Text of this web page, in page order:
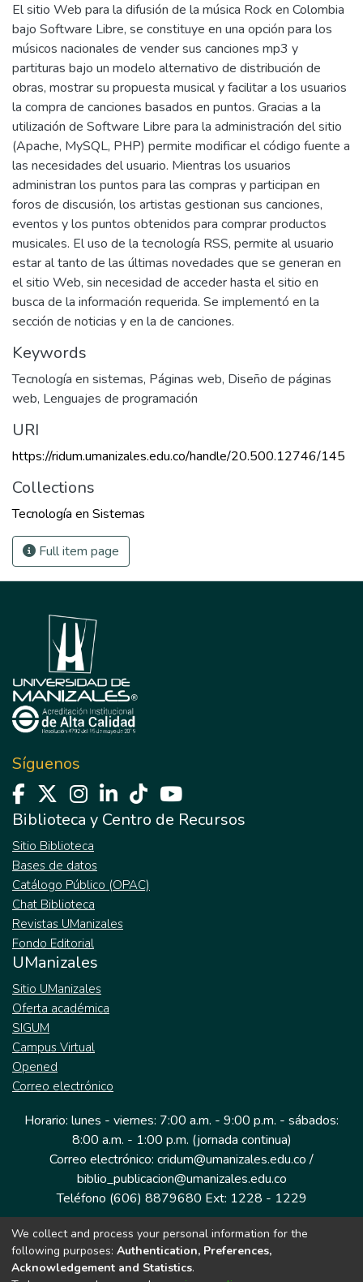
El sitio Web para la difusión de la música Rock en Colombia
bajo Software Libre, se constituye en una opción para los
músicos nacionales de vender sus canciones mp3 y
partituras bajo un modelo alternativo de distribución de
obras, mostrar su propuesta musical y facilitar a los usuarios
la compra de canciones basados en puntos. Gracias a la
utilización de Software Libre para la administración del sitio
(Apache, MySQL, PHP) permite modificar el código fuente a
las necesidades del usuario. Mientras los usuarios
administran los puntos para las compras y participan en
foros de discusión, los artistas gestionan sus canciones,
eventos y los puntos obtenidos para comprar productos
musicales. El uso de la tecnología RSS, permite al usuario
estar al tanto de las últimas novedades que se generan en
el sitio Web, sin necesidad de acceder hasta el sitio en
busca de la información requerida. Se implementó en la
sección de noticias y en la de canciones.
Keywords
Tecnología en sistemas, Páginas web, Diseño de páginas
web, Lenguajes de programación
URI
https://ridum.umanizales.edu.co/handle/20.500.12746/145
Collections
Tecnología en Sistemas
Full item page
Síguenos
Biblioteca y Centro de Recursos
Sitio Biblioteca
Bases de datos
Catálogo Público (OPAC)
Chat Biblioteca
Revistas UManizales
Fondo Editorial
UManizales
Sitio UManizales
Oferta académica
SIGUM
Campus Virtual
Opened
Correo electrónico
Horario: lunes - viernes: 7:00 a.m. - 9:00 p.m. - sábados:
8:00 a.m. - 1:00 p.m. (jornada continua)
Correo electrónico: cridum@umanizales.edu.co /
biblio_publicacion@umanizales.edu.co
Teléfono (606) 8879680 Ext: 1228 - 1229
Dirección: Cra 9 a # 19-03 Edificio histórico, piso 1
Manizales, Caldas
Colombia.
We collect and process your personal information for the
following purposes: Authentication, Preferences,
Acknowledgement and Statistics.